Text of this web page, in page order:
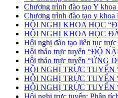
Chương trình đào tạo Y
Chương trình đào tạo y khoa
HỘI NGHỊ KHOA HỌC
HỘI NGHỊ KHOA HỌC
Hội nghị đào tạo liên tục trực
Hội thảo trực tuyến “ĐỘ
Hội thảo trực tuyến “ỨNG
HỘI NGHỊ TRỰC TUYẾN
HỘI NGHỊ TRỰC TUYẾN
HỘI NGHỊ TRỰC TUYẾN
Hội nghị trực tuyến: Phân